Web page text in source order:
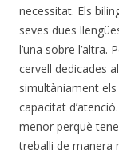
necessitat. Els
seves dues
l’una sobre l’altra.
cervell dedicades
simultàniament
capacitat
menor perquè
treballi de manera